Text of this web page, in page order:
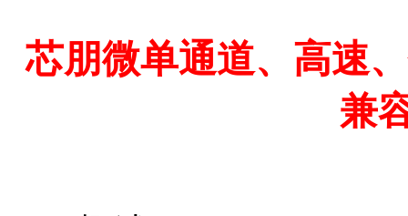
芯朋微单通道、高速
兼